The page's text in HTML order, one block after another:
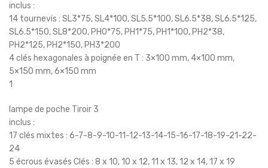
inclus :
14 tournevis : SL3*75, SL4*100, SL5.5*100, SL6.5*38, SL6.5*125,
SL6.5*150, SL8*200, PH0*75, PH1*75, PH1*100, PH2*38,
PH2*125, PH2*150, PH3*200
4 clés hexagonales à poignée en T : 3×100 mm, 4×100 mm,
5×150 mm, 6×150 mm
1
lampe de poche Tiroir 3
inclus :
17 clés mixtes : 6-7-8-9-10-11-12-13-14-15-16-17-18-19-21-22-
24
5 écrous évasés Clés : 8 x 10, 10 x 12, 11 x 13, 12 x 14, 17 x 19